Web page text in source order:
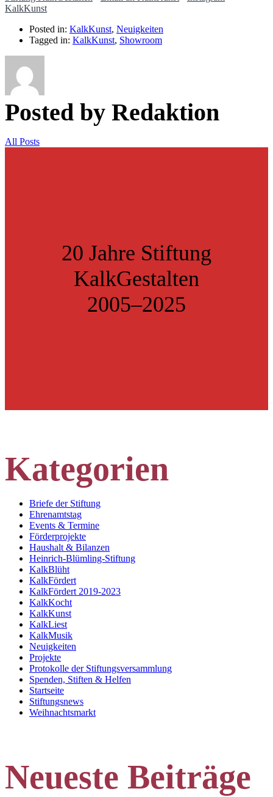
KalkKunst
Posted in: KalkKunst, Neuigkeiten
Tagged in: KalkKunst, Showroom
Posted by Redaktion
All Posts
20 Jahre Stiftung
KalkGestalten
2005–2025
Kategorien
Briefe der Stiftung
Ehrenamtstag
Events & Termine
Förderprojekte
Haushalt & Bilanzen
Heinrich-Blümling-Stiftung
KalkBlüht
KalkFördert
KalkFördert 2019-2023
KalkKocht
KalkKunst
KalkLiest
KalkMusik
Neuigkeiten
Projekte
Protokolle der Stiftungsversammlung
Spenden, Stiften & Helfen
Startseite
Stiftungsnews
Weihnachtsmarkt
Neueste Beiträge